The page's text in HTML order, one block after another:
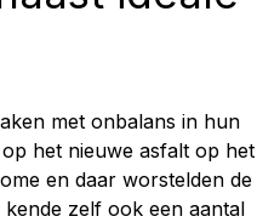
met onbalans in hun
het nieuwe asfalt op het
en daar worstelden de
zelf ook een aantal